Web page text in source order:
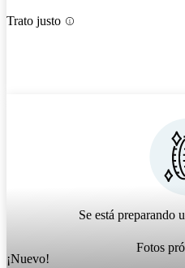
Trato justo
Se está preparando
Fotos
¡Nuevo!